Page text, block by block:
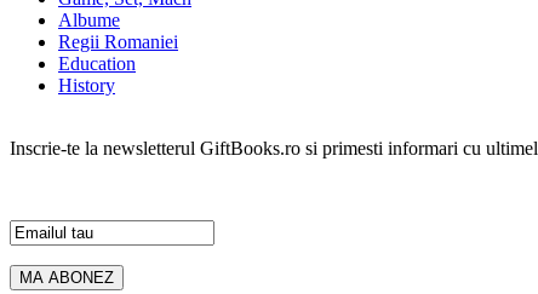
Albume
Regii Romaniei
Education
History
Inscrie-te la newsletterul GiftBooks.ro si primesti informari cu